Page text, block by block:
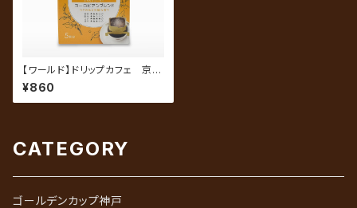
【ワールド】ドリップカフェ 京都
北白川コーヒー ヨーロピアン
ブレンド 5P入
¥860
CATEGORY
ゴールデンカップ神戸